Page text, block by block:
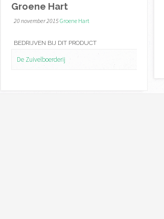
Groene Hart
20 november 2015Groene Hart
BEDRIJVEN BIJ DIT PRODUCT
De Zuivelboerderij